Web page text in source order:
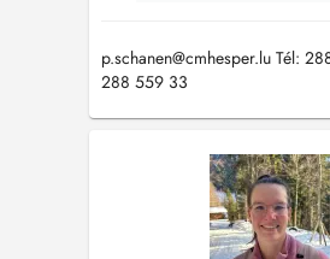
p.schanen@cmhesper.luTél:
288 559 33